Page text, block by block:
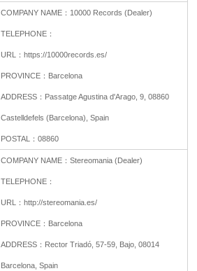
COMPANY NAME： 10000 Records (Dealer)
TELEPHONE：
URL： https://10000records.es/
PROVINCE： Barcelona
ADDRESS： Passatge Agustina d'Arago, 9, 08860
Castelldefels (Barcelona), Spain
POSTAL： 08860
COMPANY NAME： Stereomania (Dealer)
TELEPHONE：
URL： http://stereomania.es/
PROVINCE： Barcelona
ADDRESS： Rector Triadó, 57-59, Bajo, 08014
Barcelona, Spain